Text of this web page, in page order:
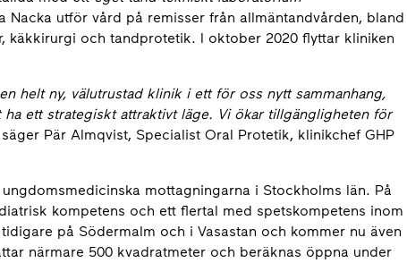
Nacka utför vård på remisser från allmäntandvården, bland
käkkirurgi och tandprotetik. I oktober 2020 flyttar kliniken
helt ny, välutrustad klinik i ett för oss nytt sammanhang,
ett strategiskt attraktivt läge. Vi ökar tillgängligheten för
säger Pär Almqvist, Specialist Oral Protetik, klinikchef GHP
mottagningarna i Stockholms län. På
kompetens och ett flertal med spetskompetens inom
på Södermalm och i Vasastan och kommer nu även
närmare 500 kvadratmeter och beräknas öppna under